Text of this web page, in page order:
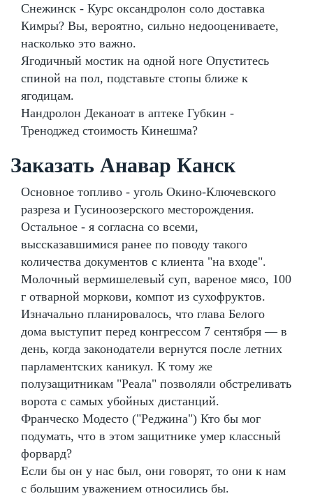
Снежинск - Курс оксандролон соло доставка
Кимры? Вы, вероятно, сильно недооцениваете,
насколько это важно.
Ягодичный мостик на одной ноге Опуститесь
спиной на пол, подставьте стопы ближе к
ягодицам.
Нандролон Деканоат в аптеке Губкин -
Треноджед стоимость Кинешма?
Заказать Анавар Канск
Основное топливо - уголь Окино-Ключевского
разреза и Гусиноозерского месторождения.
Остальное - я согласна со всеми,
выссказавшимися ранее по поводу такого
количества документов с клиента "на входе".
Молочный вермишелевый суп, вареное мясо, 100
г отварной моркови, компот из сухофруктов.
Изначально планировалось, что глава Белого
дома выступит перед конгрессом 7 сентября — в
день, когда законодатели вернутся после летних
парламентских каникул. К тому же
полузащитникам "Реала" позволяли обстреливать
ворота с самых убойных дистанций.
Франческо Модесто ("Реджина") Кто бы мог
подумать, что в этом защитнике умер классный
форвард?
Если бы он у нас был, они говорят, то они к нам
с большим уважением относились бы.